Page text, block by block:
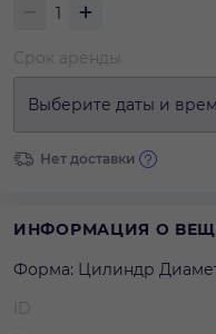
Срок аренды
Выберите даты и
Нет доставки
ИНФОРМАЦИЯ О
Форма: Цилиндр
ID